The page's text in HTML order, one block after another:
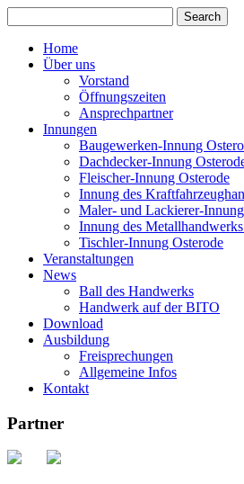
Home
Über uns
Vorstand
Öffnungszeiten
Ansprechpartner
Innungen
Baugewerken-Innung
Dachdecker-Innung
Fleischer-Innung Osterode
Innung des
Maler- und Lackierer-
Innung des
Tischler-Innung Osterode
Veranstaltungen
News
Ball des Handwerks
Handwerk auf der BITO
Download
Ausbildung
Freisprechungen
Allgemeine Infos
Kontakt
Partner